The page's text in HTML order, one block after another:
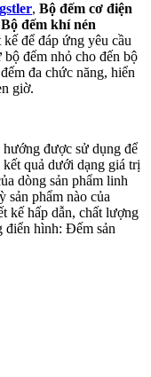
, Bộ đếm cơ điện
Bộ đếm khí nén
để đáp ứng yêu cầu
đếm nhỏ cho đến bộ
đa chức năng, hiển
giờ.
hướng được sử dụng để
quả dưới dạng giá trị
dòng sản phẩm linh
sản phẩm nào của
kế hấp dẫn, chất lượng
điển hình: Đếm sản